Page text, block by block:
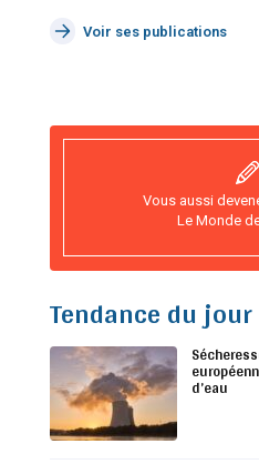
Voir ses publications
Vous aussi
Le Monde
Tendance du jour
d’eau